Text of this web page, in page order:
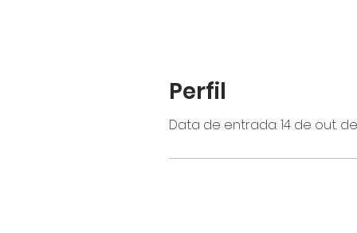
Perfil
Data de entrada: 14 de out. de